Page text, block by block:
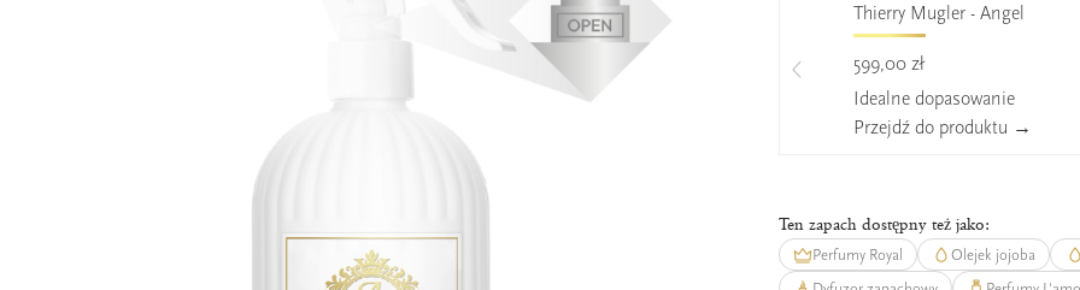
Thierry Mugler - Angel
599,00 zł
Idealne dopasowanie
Przejdź do produktu →
Ten zapach dostępny też jako:
Perfumy Royal Olejek jojoba